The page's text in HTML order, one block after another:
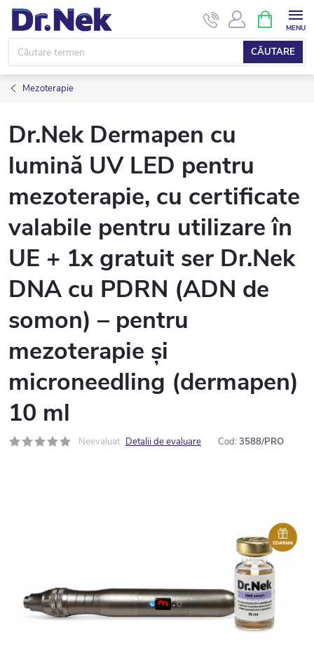
Treci
conținut
CĂUTARE
COŞ
DE
Mezoterapie
Dr.Nek Dermapen cu
lumină UV LED pentru
mezoterapie, cu certificate
valabile pentru utilizare în
UE + 1x gratuit ser Dr.Nek
DNA cu PDRN (ADN de
somon) – pentru
mezoterapie și
microneedling (dermapen)
10 ml
Neevaluat Detalii de evaluare Cod: 3588/PRO